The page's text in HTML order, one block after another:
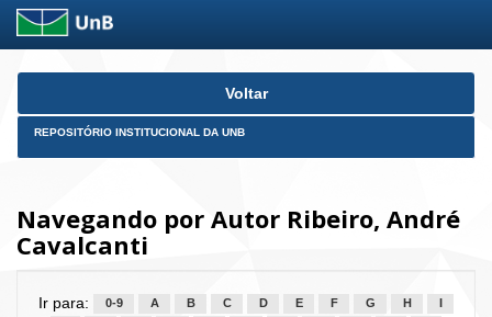
Skip
Voltar
REPOSITÓRIO INSTITUCIONAL DA UNB
Navegando por Autor Ribeiro, André
Cavalcanti
Ir para: 0-9 A B C D E F G H